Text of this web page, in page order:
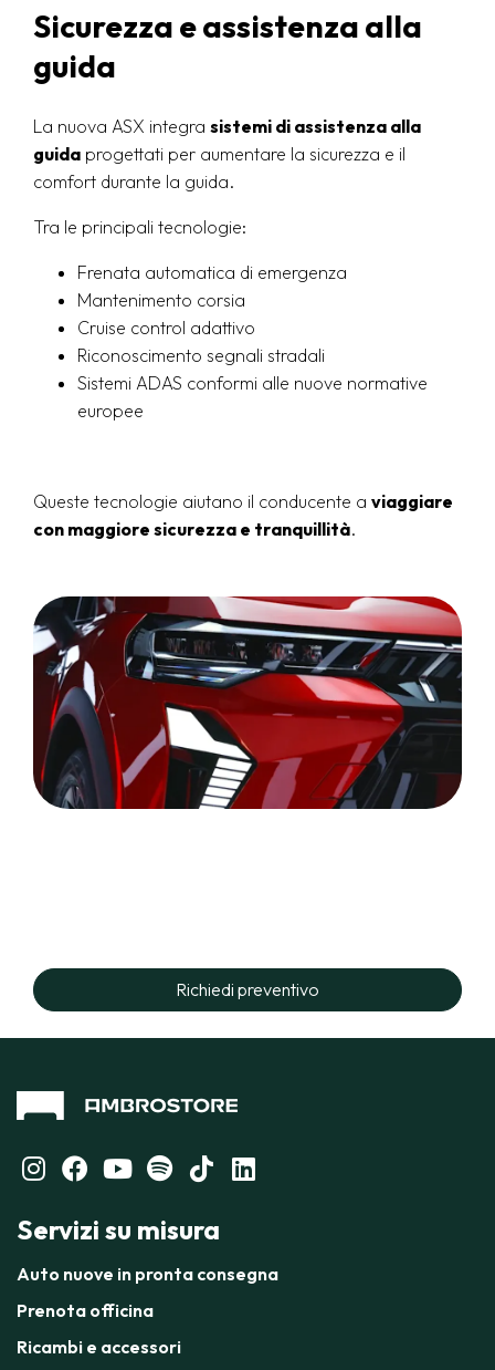
Sicurezza e assistenza alla
guida
La nuova ASX integra sistemi di assistenza alla
guida progettati per aumentare la sicurezza e il
comfort durante la guida.
Tra le principali tecnologie:
Frenata automatica di emergenza
Mantenimento corsia
Cruise control adattivo
Riconoscimento segnali stradali
Sistemi ADAS conformi alle nuove normative
europee
Queste tecnologie aiutano il conducente a viaggiare
con maggiore sicurezza e tranquillità.
Richiedi preventivo
Servizi su misura
Auto nuove in pronta consegna
Prenota officina
Ricambi e accessori